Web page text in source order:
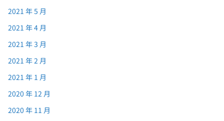
2021 年 5 月
2021 年 4 月
2021 年 3 月
2021 年 2 月
2021 年 1 月
2020 年 12 月
2020 年 11 月